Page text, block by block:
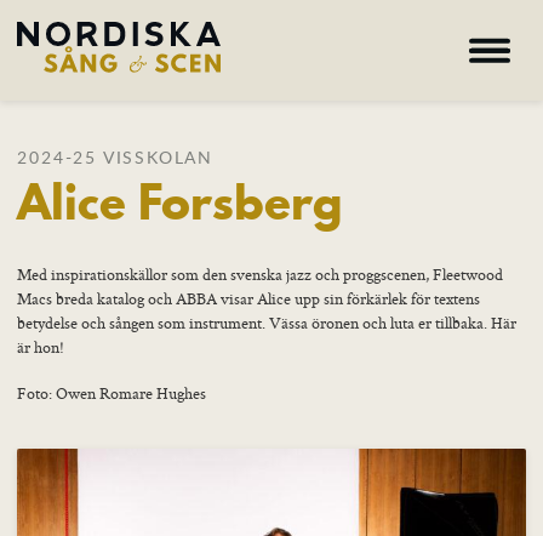
Hem
Om oss
Lärare
Deltagare
Nyheter
Galleri
Hem – Nordiska folkhögskolan
Kurser
2024-25 VISSKOLAN
Alice Forsberg
Med inspirationskällor som den svenska jazz och proggscenen, Fleetwood
Macs breda katalog och ABBA visar Alice upp sin förkärlek för textens
betydelse och sången som instrument. Vässa öronen och luta er tillbaka. Här
är hon!
Foto: Owen Romare Hughes